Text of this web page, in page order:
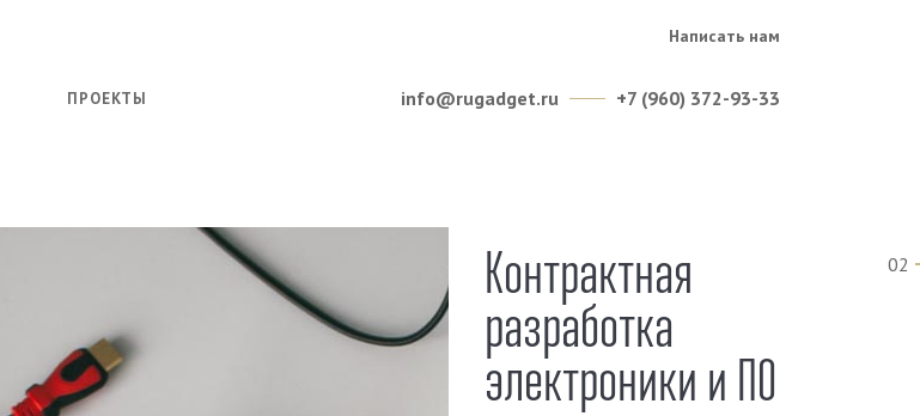
Написать нам
ПРОЕКТЫ
info@rugadget.ru +7 (960) 372-93-33
Контрактная
разработка
электроники и ПО
02